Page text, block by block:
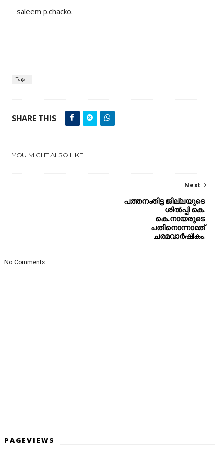
saleem p.chacko.
Tags :
SHARE THIS
YOU MIGHT ALSO LIKE
Next
പത്തനംതിട്ട ജില്ലയുടെ
ശിൽപ്പി കെ.
കെ.നായരുടെ
പതിനൊന്നാമത്
ചരമവാർഷികം.
No Comments:
PAGEVIEWS